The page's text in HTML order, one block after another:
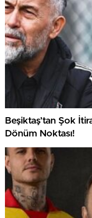
Beşiktaş’tan Şok
Dönüm Noktası!